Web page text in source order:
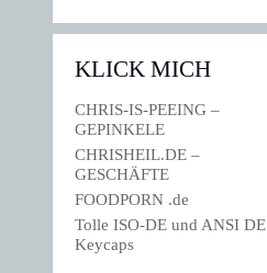
KLICK MICH
CHRIS-IS-PEEING –
GEPINKELE
CHRISHEIL.DE –
GESCHÄFTE
FOODPORN .de
Tolle ISO-DE und ANSI DE
Keycaps